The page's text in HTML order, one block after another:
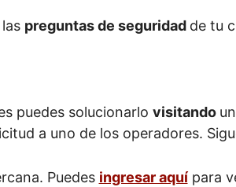
preguntas de seguridad de tu
puedes solucionarlo visitando
a uno de los operadores.
Puedes ingresar aquípara